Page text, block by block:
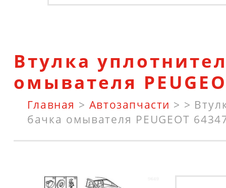
Втулка
омывателя
Главная > Автозапчасти > >
бачка омывателя PEUGEOT